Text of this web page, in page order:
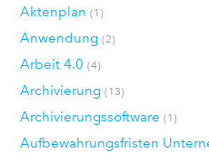
Aktenplan (1)
Anwendung (2)
Arbeit 4.0 (4)
Archivierung (13)
Archivierungssoftware (1)
Aufbewahrungsfristen